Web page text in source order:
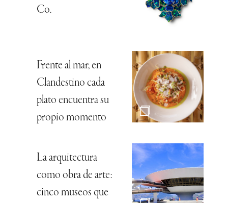
Co.
Frente al mar, en
Clandestino cada
plato encuentra su
propio momento
La arquitectura
como obra de arte:
cinco museos que